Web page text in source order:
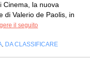
Cinema, la nuova
di Valerio de Paolis, in
il seguito
DA CLASSIFICARE